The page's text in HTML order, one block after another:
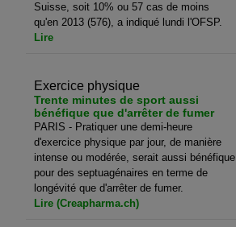
Suisse, soit 10% ou 57 cas de moins
qu'en 2013 (576), a indiqué lundi l'OFSP.
Lire
Exercice physique
Trente minutes de sport aussi
bénéfique que d'arrêter de fumer
PARIS - Pratiquer une demi-heure
d'exercice physique par jour, de manière
intense ou modérée, serait aussi bénéfique
pour des septuagénaires en terme de
longévité que d'arrêter de fumer.
Lire (Creapharma.ch)